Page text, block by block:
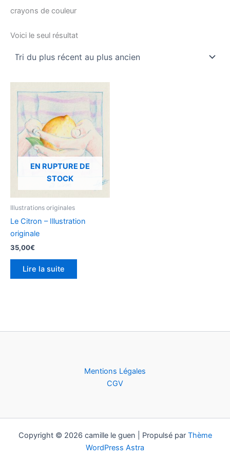
crayons de couleur
Voici le seul résultat
EN RUPTURE DE
STOCK
Illustrations originales
Le Citron – Illustration
originale
35,00€
Lire la suite
Mentions Légales
CGV
Copyright © 2026 camille le guen | Propulsé par Thème
WordPress Astra